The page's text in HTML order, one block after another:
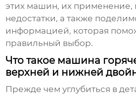
этих машин, их применение,
недостатки, а также
информацией, которая
правильный выбор.
Что такое машина
верхней и нижней
Прежде чем углубиться в